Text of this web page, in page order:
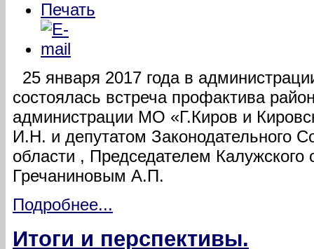
25 января 2017 года в
состоялась встреча профактива
администрации МО «Г.Киров и
И.Н. и депутатом Законодательного
области , Председателем Калужского
Гречаниновым А.П.
Подробнее...
Итоги и перспективы.